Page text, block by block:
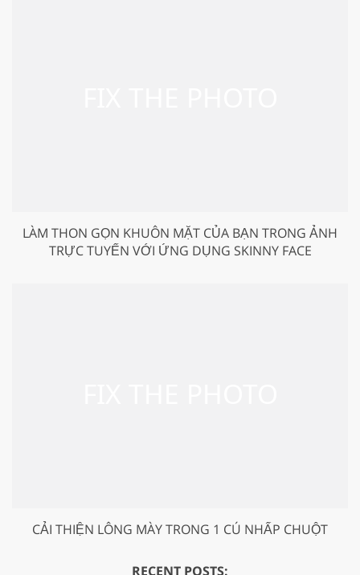
LÀM THON GỌN KHUÔN MẶT CỦA BẠN TRONG ẢNH
TRỰC TUYẾN VỚI ỨNG DỤNG SKINNY FACE
CẢI THIỆN LÔNG MÀY TRONG 1 CÚ NHẤP CHUỘT
RECENT POSTS: